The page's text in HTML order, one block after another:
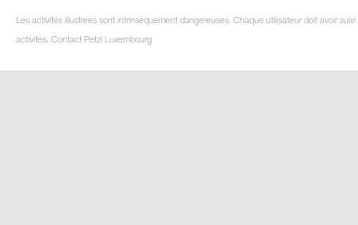
Les activités illustrées sont intrinsèquement dangereuses. Chaque utilisateur doit avoir
activités. Contact Petzl Luxembourg